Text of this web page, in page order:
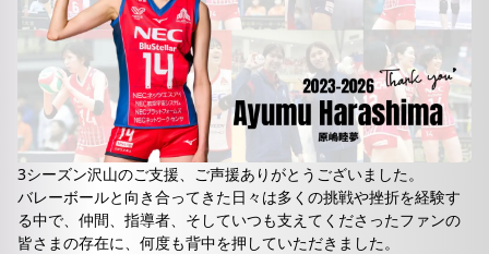
3シーズン沢山のご支援、ご声援ありがとうございました。
バレーボールと向き合ってきた日々は多くの挑戦や挫折を経験す
る中で、仲間、指導者、そしていつも支えてくださったファンの
皆さまの存在に、何度も背中を押していただきました。